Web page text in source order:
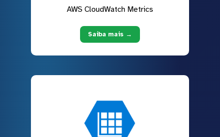
AWS CloudWatch Metrics
Saiba mais →